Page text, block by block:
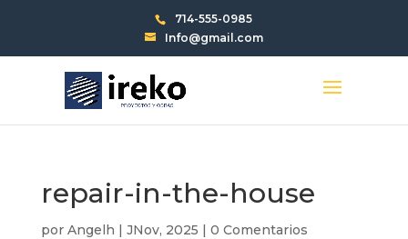
714-555-0985
Info@gmail.com
repair-in-the-house
por Angelh | JNov, 2025 | 0 Comentarios